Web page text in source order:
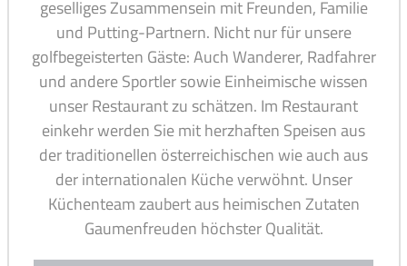
geselliges Zusammensein mit Freunden, Familie
und Putting-Partnern. Nicht nur für unsere
golfbegeisterten Gäste: Auch Wanderer, Radfahrer
und andere Sportler sowie Einheimische wissen
unser Restaurant zu schätzen. Im Restaurant
einkehr werden Sie mit herzhaften Speisen aus
der traditionellen österreichischen wie auch aus
der internationalen Küche verwöhnt. Unser
Küchenteam zaubert aus heimischen Zutaten
Gaumenfreuden höchster Qualität.